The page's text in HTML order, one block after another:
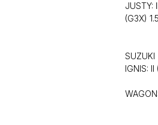
JUSTY:
(G3X)
SUZUKI
IGNIS: